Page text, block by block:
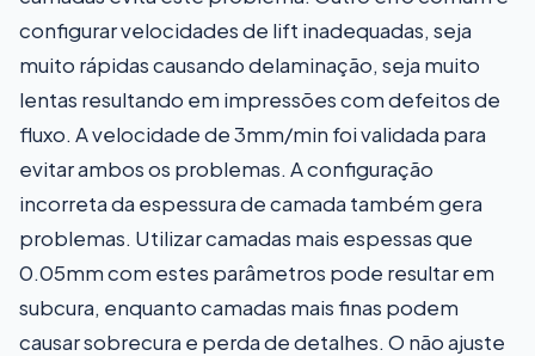
configurar velocidades de lift inadequadas, seja
muito rápidas causando delaminação, seja muito
lentas resultando em impressões com defeitos de
fluxo. A velocidade de 3mm/min foi validada para
evitar ambos os problemas. A configuração
incorreta da espessura de camada também gera
problemas. Utilizar camadas mais espessas que
0.05mm com estes parâmetros pode resultar em
subcura, enquanto camadas mais finas podem
causar sobrecura e perda de detalhes. O não ajuste